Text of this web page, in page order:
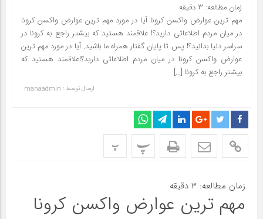
زمان مطالعه: ۳ دقیقه
مهم ترین عوارض واکسن کرونا آیا در مورد مهم ترین‌ عوارض واکسن کرونا
در میان مردم اطلاعاتی دارید؟! علاقمند هستید که بیشتر راجع به کرونا در
سراسر دنیا بدانید؟! پس تا پایان گفتار همراه ما باشید. آیا در مورد مهم ترین‌
عوارض واکسن کرونا در میان مردم اطلاعاتی دارید؟!علاقمند هستید که
بیشتر راجع به کرونا […]
ارسال توسط : manaadmin
پ پ
زمان مطالعه: ۳ دقیقه
مهم ترین عوارض واکسن کرونا